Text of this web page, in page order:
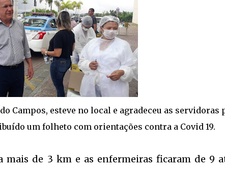
Campos, esteve no local e agradeceu as servidoras
um folheto com orientações contra a Covid 19.
mais de 3 km e as enfermeiras ficaram de 9